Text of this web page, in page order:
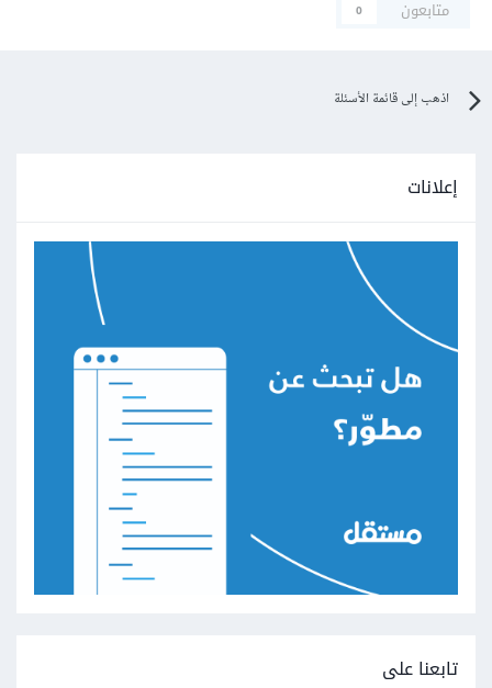
متابعون
0
اذهب إلى قائمة الأسئلة
إعلانات
تابعنا على